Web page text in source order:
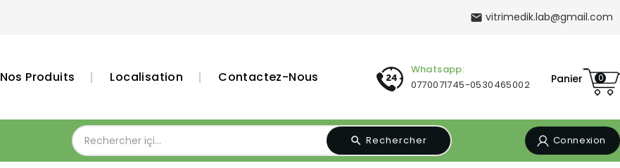
 vitrimedik.lab@gmail.com
Panier 0
Whatsapp:
0770071745-0530465002
Nos Produits Localisation Contactez-Nous
Connexion
Rechercher